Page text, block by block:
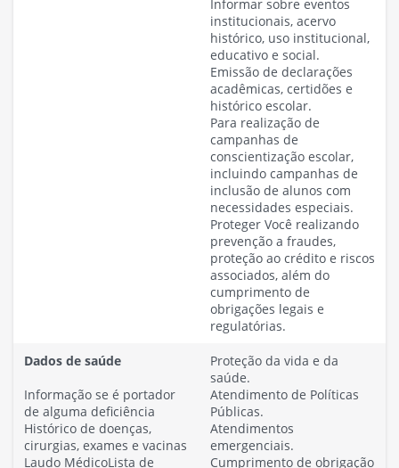
Informar sobre eventos
institucionais, acervo
histórico, uso institucional,
educativo e social.
Emissão de declarações
acadêmicas, certidões e
histórico escolar.
Para realização de
campanhas de
conscientização escolar,
incluindo campanhas de
inclusão de alunos com
necessidades especiais.
Proteger Você realizando
prevenção a fraudes,
proteção ao crédito e riscos
associados, além do
cumprimento de
obrigações legais e
regulatórias.
Dados de saúde
Informação se é portador
de alguma deficiência
Histórico de doenças,
cirurgias, exames e vacinas
Laudo MédicoLista de
Proteção da vida e da
saúde.
Atendimento de Políticas
Públicas.
Atendimentos
emergenciais.
Cumprimento de obrigação